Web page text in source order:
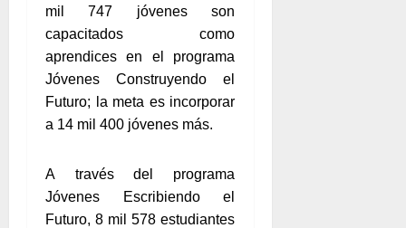
mil 747 jóvenes son
capacitados como
aprendices en el programa
Jóvenes Construyendo el
Futuro; la meta es incorporar
a 14 mil 400 jóvenes más.
A través del programa
Jóvenes Escribiendo el
Futuro, 8 mil 578 estudiantes